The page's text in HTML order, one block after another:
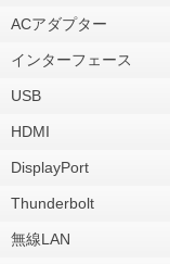
ACアダプター
インターフェース
USB
HDMI
DisplayPort
Thunderbolt
無線LAN